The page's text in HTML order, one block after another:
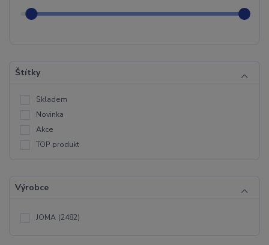
Štítky
Skladem
Novinka
Akce
TOP produkt
Výrobce
JOMA (2482)